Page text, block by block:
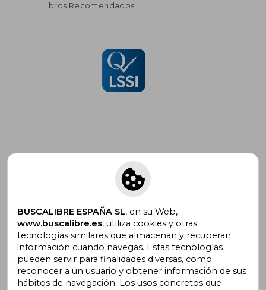
Libros Recomendados
Suscríbete para recibir ofertas y
promociones
¿Necesitas ayuda?
BUSCALIBRE ESPAÑA SL, en su Web,
www.buscalibre.es, utiliza cookies y otras
tecnologías similares que almacenan y recuperan
información cuando navegas. Estas tecnologías
pueden servir para finalidades diversas, como
reconocer a un usuario y obtener información de sus
hábitos de navegación. Los usos concretos que